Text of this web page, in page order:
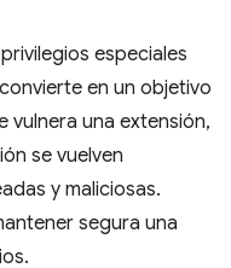
especiales
en un objetivo
vulnera una extensión,
se vuelven
y maliciosas.
segura una